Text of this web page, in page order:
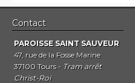
Contact
PAROISSE SAINT SAUVEUR
47, rue de la Fosse Marine
37100 Tours - Tram arrêt
Christ-Roi